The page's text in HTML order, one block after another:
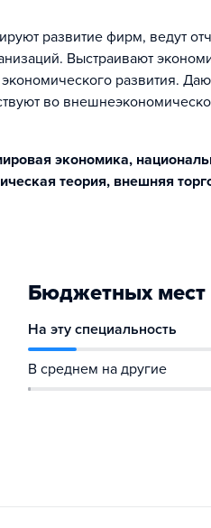
развитие фирм, ведут
Выстраивают
развития.
во
экономика,
теория, внешняя
Бюджетных мест
На эту специальность
В среднем на другие